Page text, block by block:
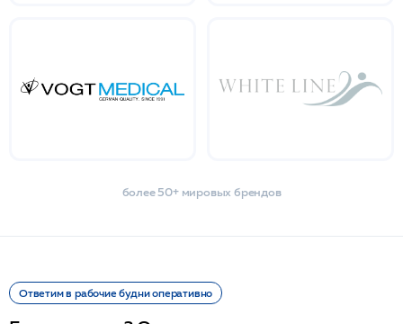
более 50+ мировых брендов
Ответим в рабочие будни оперативно